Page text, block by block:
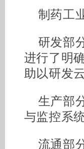
制药工
研发部
进行了明
助以研发
生产部
与监控系
流通部